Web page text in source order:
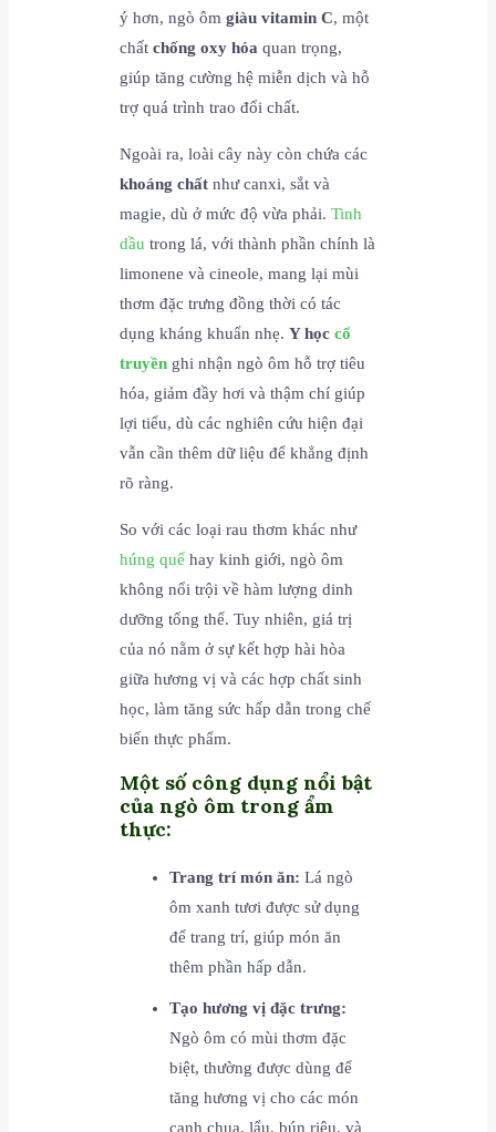
ý hơn, ngò ômgiàu vitamin C, một
chấtchống oxy hóa quan trọng,
giúp tăng cường hệ miễn dịch và hỗ
trợ quá trình trao đổi chất.
Ngoài ra, loài cây này còn chứa các
khoáng chất như canxi, sắt và
magie, dù ở mức độ vừa phải.Tinh
dầu trong lá, với thành phần chính là
limonene và cineole, mang lại mùi
thơm đặc trưng đồng thời có tác
dụng kháng khuẩn nhẹ.Y họccổ
truyền ghi nhận ngò ôm hỗ trợ tiêu
hóa, giảm đầy hơi và thậm chí giúp
lợi tiểu, dù các nghiên cứu hiện đại
vẫn cần thêm dữ liệu để khẳng định
rõ ràng.
So với các loại rau thơm khác như
húng quế hay kinh giới, ngò ôm
không nổi trội về hàm lượng dinh
dưỡng tổng thể. Tuy nhiên, giá trị
của nó nằm ở sự kết hợp hài hòa
giữa hương vị và các hợp chất sinh
học, làm tăng sức hấp dẫn trong chế
biến thực phẩm.
Một số công dụng nổi bật
của ngò ôm trong ẩm
thực:
Trang trí món ăn: Lá ngò
ôm xanh tươi được sử dụng
để trang trí, giúp món ăn
thêm phần hấp dẫn.
Tạo hương vị đặc trưng:
Ngò ôm có mùi thơm đặc
biệt, thường được dùng để
tăng hương vị cho các món
canh chua, lẩu, bún riêu, và